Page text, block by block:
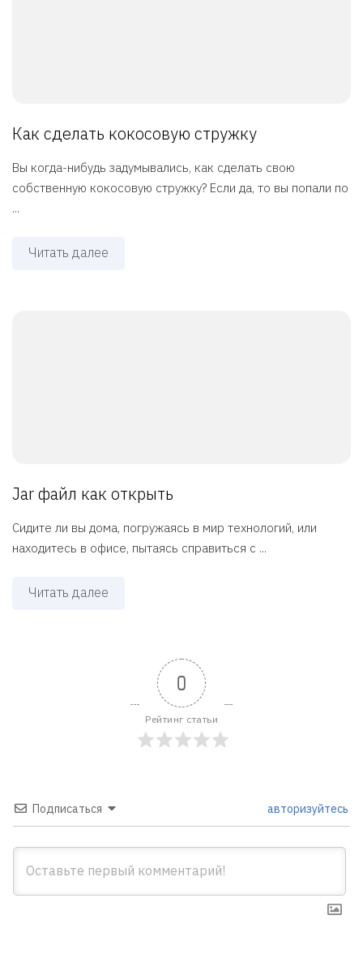
Как сделать кокосовую стружку
Вы когда-нибудь задумывались, как сделать свою
собственную кокосовую стружку? Если да, то вы попали по
...
Читать далее
Jar файл как открыть
Сидите ли вы дома, погружаясь в мир технологий, или
находитесь в офисе, пытаясь справиться с ...
Читать далее
0
Рейтинг статьи
Подписаться авторизуйтесь